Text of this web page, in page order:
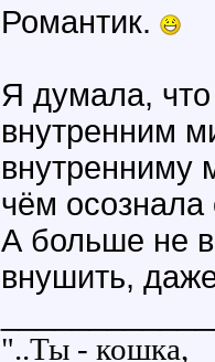
Романтик.
Я думала, что
внутренним
внутренниму
чём
А больше не
внушить,
"..Ты - кошка,